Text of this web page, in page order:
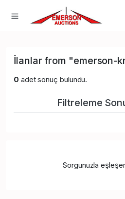
İlanlar from "emerson-
0 adet sonuç bulundu.
Filtreleme
Sorgunuzla